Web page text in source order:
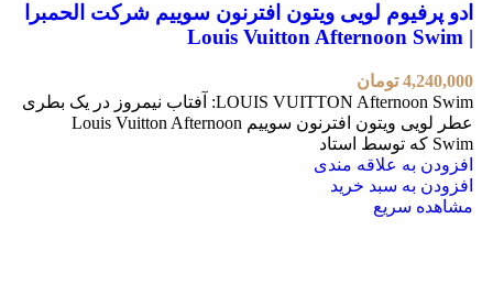
ادو پرفیوم لویی ویتون افترنون سوییم شرکت الحمبرا
| Louis Vuitton Afternoon Swim
4,240,000 تومان
LOUIS VUITTON Afternoon Swim: آفتاب نیمروز در یک بطری
عطر لویی ویتون افترنون سوییم Louis Vuitton Afternoon
Swim که توسط استاد
افزودن به علاقه مندی
افزودن به سبد خرید
مشاهده سریع